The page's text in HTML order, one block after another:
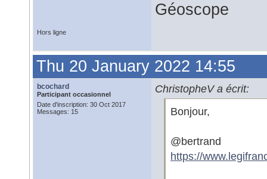
Géoscope
Hors ligne
Thu 20 January 2022 14:55
bcochard
Participant occasionnel
Date d'inscription: 30 Oct 2017
Messages: 15
ChristopheV a écrit:
Bonjour,
@bertrand
https://